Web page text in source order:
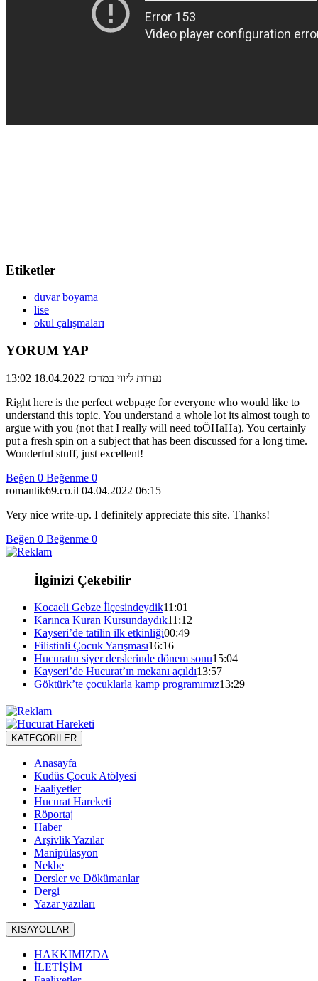
Etiketler
duvar boyama
lise
okul çalışmaları
YORUM YAP
נערות ליווי במרכז 18.04.2022 13:02
Right here is the perfect webpage for everyone who would like to
understand this topic. You understand a whole lot its almost tough to
argue with you (not that I really will need toÖHaHa). You certainly
put a fresh spin on a subject that has been discussed for a long time.
Wonderful stuff, just excellent!
Beğen 0 Beğenme 0
romantik69.co.il 04.04.2022 06:15
Very nice write-up. I definitely appreciate this site. Thanks!
Beğen 0 Beğenme 0
İlginizi Çekebilir
Kocaeli Gebze İlçesindeydik11:01
Karınca Kuran Kursundaydık11:12
Kayseri’de tatilin ilk etkinliği00:49
Filistinli Çocuk Yarışması16:16
Hucuratın siyer derslerinde dönem sonu15:04
Kayseri’de Hucurat’ın mekanı açıldı13:57
Göktürk’te çocuklarla kamp programımız13:29
KATEGORİLER
Anasayfa
Kudüs Çocuk Atölyesi
Faaliyetler
Hucurat Hareketi
Röportaj
Haber
Arşivlik Yazılar
Manipülasyon
Nekbe
Dersler ve Dökümanlar
Dergi
Yazar yazıları
KISAYOLLAR
HAKKIMIZDA
İLETİŞİM